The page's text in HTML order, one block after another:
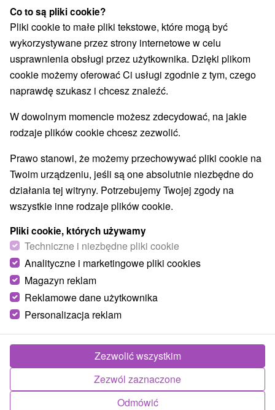
Apartmány(12) Chaty na prenájom
Drevenice(11) Penzióny(11) Priváty (2)
Ubytovne(2)
Wybierz lokalizację lub datę
Wsie i miasta
Čierny Balog (14) Telgárt(12) Pokaż wszystko
WSZYSTKO TOP - BESTSELLERY NAJTAŃSZE
Co to są pliki cookie?
Pliki cookie to małe pliki tekstowe, które mogą być
wykorzystywane przez strony internetowe w celu
usprawnienia obsługi przez użytkownika. Dzięki plikom
cookie możemy oferować Ci usługi zgodnie z tym, czego
naprawdę szukasz i chcesz znaleźć.
W dowolnym momencie możesz zdecydować, na jakie
rodzaje plików cookie chcesz zezwolić.
Prawo stanowi, że możemy przechowywać pliki cookie na
Twoim urządzeniu, jeśli są one absolutnie niezbędne do
działania tej witryny. Potrzebujemy Twojej zgody na
wszystkie inne rodzaje plików cookie.
Pliki cookie, których używamy
Techniczne i niezbędne pliki cookie
Analityczne i marketingowe pliki cookies
Magazyn reklam
Reklamowe dane użytkownika
Personalizacja reklam
Odmówić
Zezwól zaznaczone
Zezwolić wszystkim